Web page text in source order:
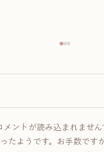
ラピー学習の始め方
メントが読み込まれません
たようです。お手数です